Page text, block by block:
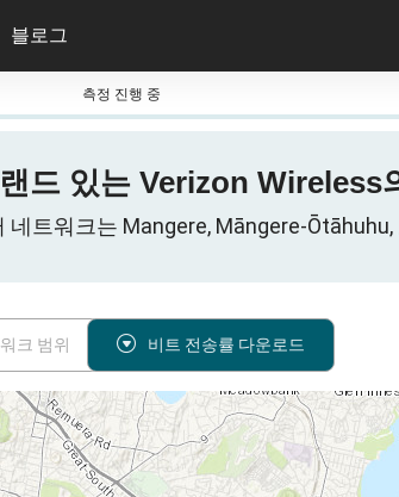
블로그
측정 진행 중
드 있는 Verizon Wireless
트워크는 Mangere, Māngere-Ōtāhuhu,
크 범위 비트 전송률 다운로드